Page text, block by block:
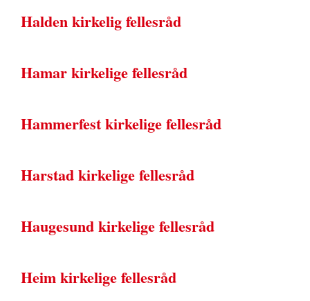
Halden kirkelig fellesråd
Hamar kirkelige fellesråd
Hammerfest kirkelige fellesråd
Harstad kirkelige fellesråd
Haugesund kirkelige fellesråd
Heim kirkelige fellesråd